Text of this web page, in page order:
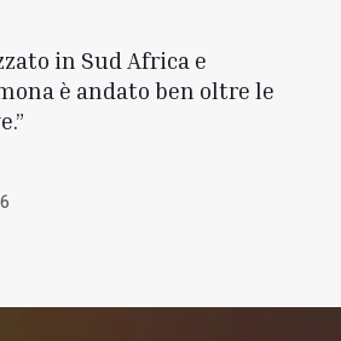
in Sud Africa e
è andato ben oltre le